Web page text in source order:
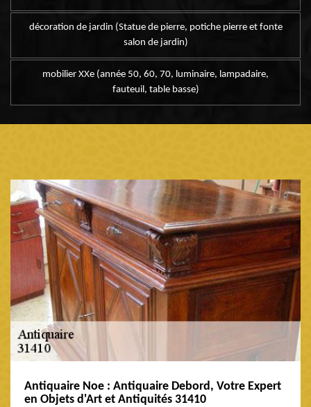
décoration de jardin (Statue de pierre, potiche pierre et fonte
salon de jardin)
mobilier XXe (année 50, 60, 70, luminaire, lampadaire,
fauteuil, table basse)
Antiquaire Noe : Antiquaire Debord, Votre Expert
en Objets d'Art et Antiquités 31410